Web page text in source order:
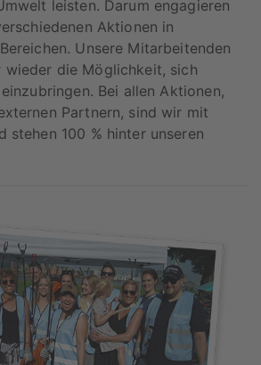
leisten. Darum engagieren
Aktionen in
Unsere Mitarbeitenden
wieder die Möglichkeit, sich
Bei allen Aktionen,
Partnern, sind wir mit
stehen 100 % hinter unseren